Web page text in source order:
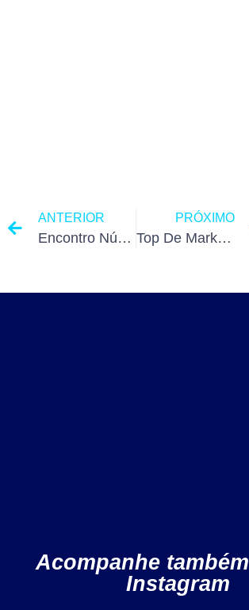
ANTERIOR
Encontro Núcleo Estratégico- Teco Medina
PRÓXIMO
Top De Marketing Summit
Acompanhe
Instagram